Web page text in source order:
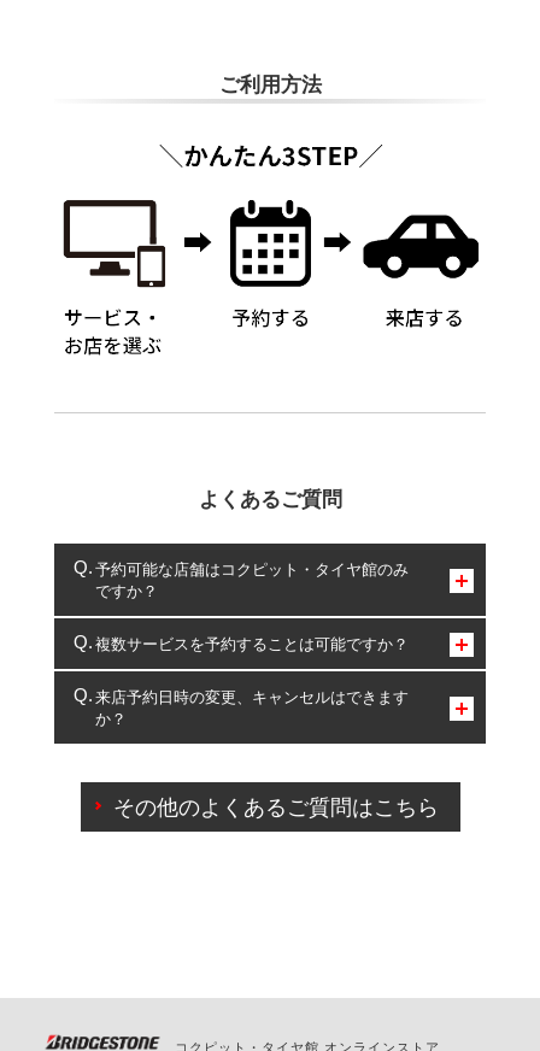
ご利用方法
よくあるご質問
予約可能な店舗はコクピット・タイヤ館のみ
ですか？
コクピット・タイヤ館のみとなります。
複数サービスを予約することは可能ですか？
複数サービスのご予約は可能です。
一部の商品・サービスの組み合わせに限り、同時にご予約が
出来ないものもございます。
来店予約日時の変更、キャンセルはできます
か？
ご来店予約日の3営業日前を過ぎている場合のご予約
の日時変更につきましては、直接ご予約の店舗まで
その他のよくあるご質問はこちら
コクピット・タイヤ館 オンラインストア